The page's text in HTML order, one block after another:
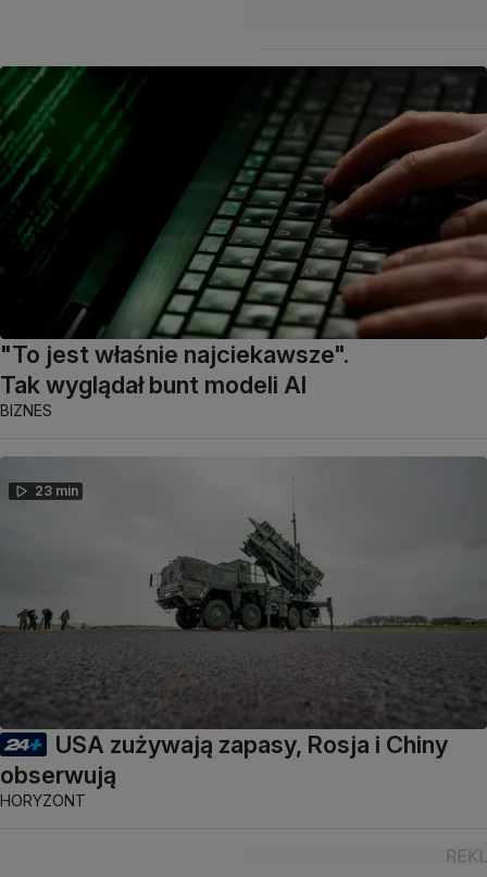
"To jest właśnie najciekawsze".
Tak wyglądał bunt modeli AI
BIZNES
23 min
USA zużywają zapasy, Rosja i Chiny
obserwują
HORYZONT